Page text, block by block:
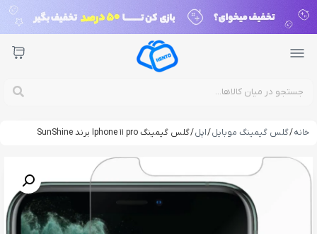
خانه/گلس گیمینگ موبایل/اپل/ گلس گیمینگ Iphone 11 pro برند SunShine